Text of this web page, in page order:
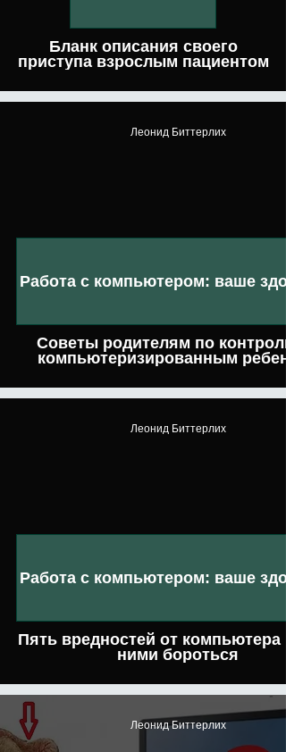
Бланк описания своего
приступа взрослым пациентом
Советы родителям по
компьютеризированным
Работа с компьютером: ваше
Леонид Биттерлих
Пять вредностей от компьютера
ними бороться
Работа с компьютером: ваше
Леонид Биттерлих
Леонид Биттерлих